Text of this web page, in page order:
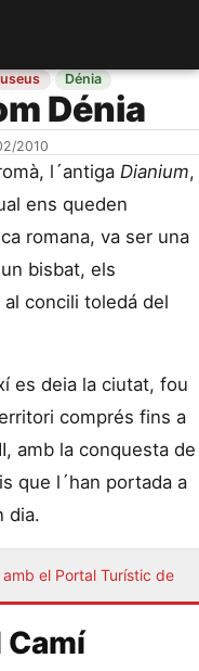
· Dénia
Dénia
2010
l´antiga Dianium,
ens queden
romana, va ser una
bisbat, els
concili toledá del
es deia la ciutat, fou
comprés fins a
amb la conquesta de
que l´han portada a
dia.
el Portal Turístic de